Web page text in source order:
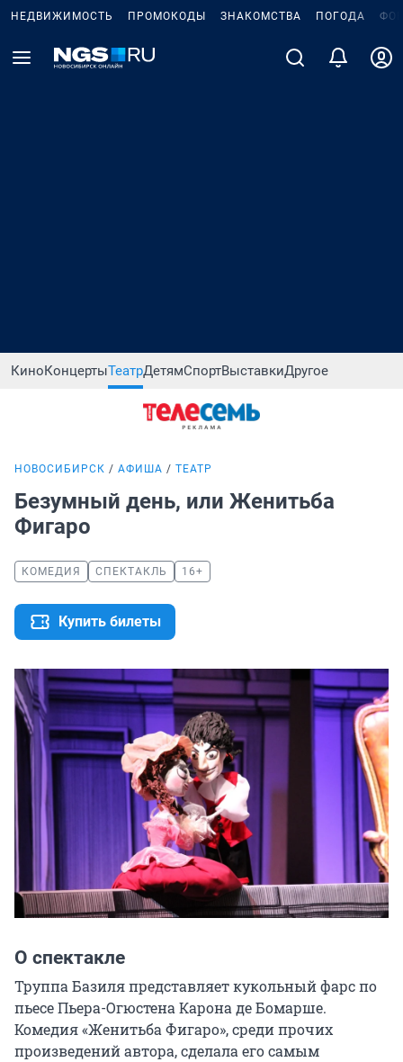
НЕДВИЖИМОСТЬ ПРОМОКОДЫ ЗНАКОМСТВА ПОГОДА
КиноКонцертыТеатрДетямСпортВыставкиДругое
НОВОСИБИРСК АФИША ТЕАТР
Безумный день, или Женитьба
Фигаро
КОМЕДИЯ СПЕКТАКЛЬ 16+
Купить билеты
О спектакле
Труппа Базиля представляет кукольный фарс по
пьесе Пьера-Огюстена Карона де Бомарше.
Комедия «Женитьба Фигаро», среди прочих
произведений автора, сделала его самым